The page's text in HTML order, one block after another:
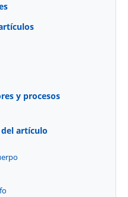
y procesos
artículo